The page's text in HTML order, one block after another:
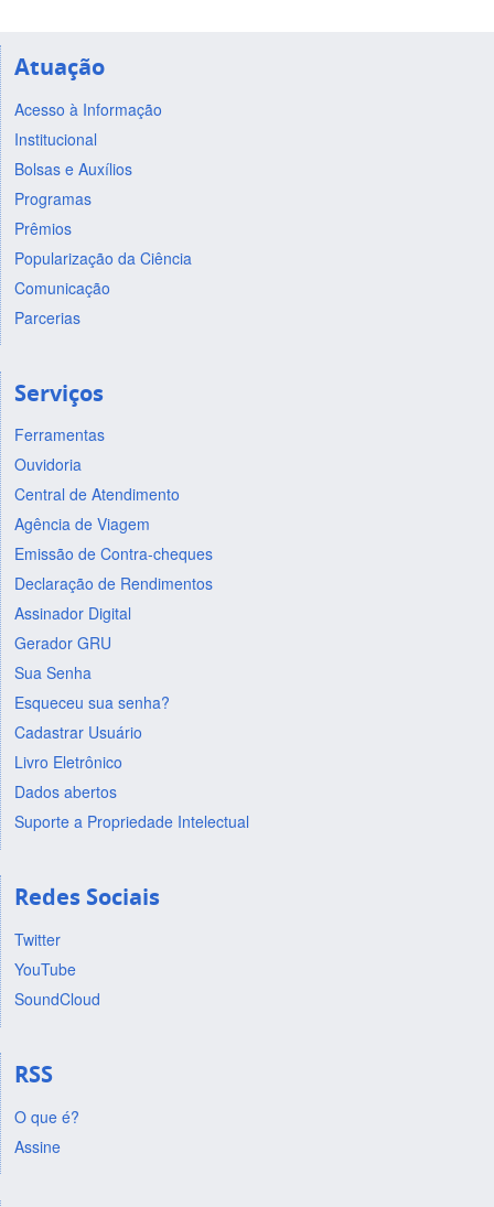
Atuação
Acesso à Informação
Institucional
Bolsas e Auxílios
Programas
Prêmios
Popularização da Ciência
Comunicação
Parcerias
Serviços
Ferramentas
Ouvidoria
Central de Atendimento
Agência de Viagem
Emissão de Contra-cheques
Declaração de Rendimentos
Assinador Digital
Gerador GRU
Sua Senha
Esqueceu sua senha?
Cadastrar Usuário
Livro Eletrônico
Dados abertos
Suporte a Propriedade Intelectual
Redes Sociais
Twitter
YouTube
SoundCloud
RSS
O que é?
Assine